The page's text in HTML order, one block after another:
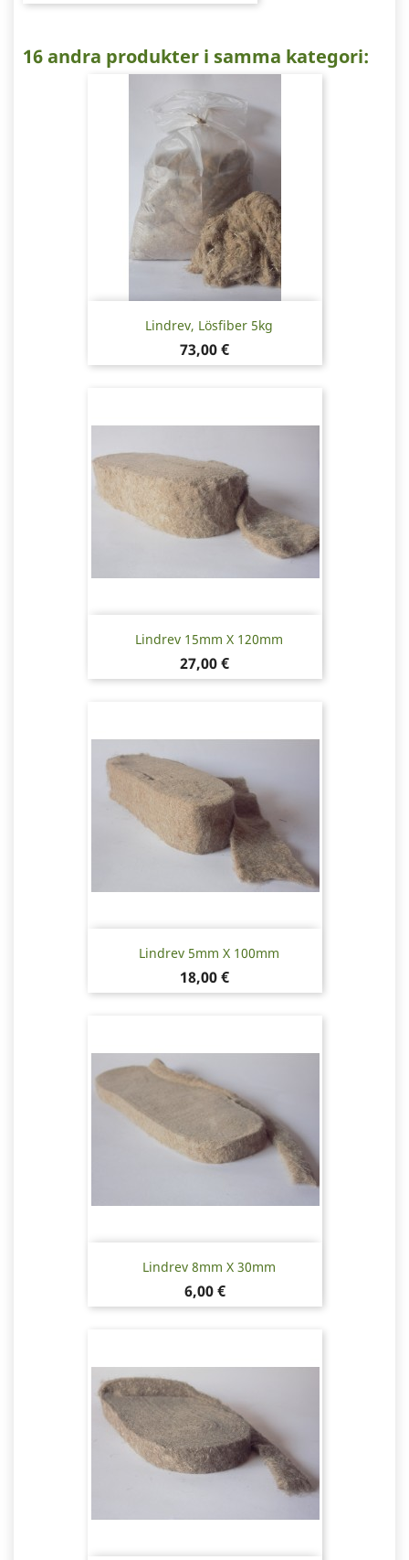
16 andra produkter i samma kategori:
Lindrev, Lösfiber 5kg
Pris
73,00 €
Lindrev 15mm X 120mm
Pris
27,00 €
Lindrev 5mm X 100mm
Pris
18,00 €
Lindrev 8mm X 30mm
Pris
6,00 €